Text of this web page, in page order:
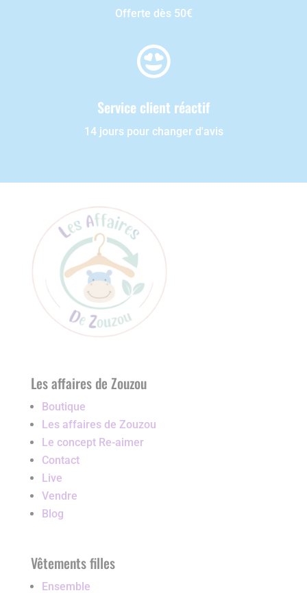
Offerte dès 50€

Service client réactif
14 jours pour changer d'avis
Les affaires de Zouzou
Boutique
Les affaires de Zouzou
Le concept Re-aimer
Contact
Live
Vendre
Blog
Vêtements filles
Ensemble